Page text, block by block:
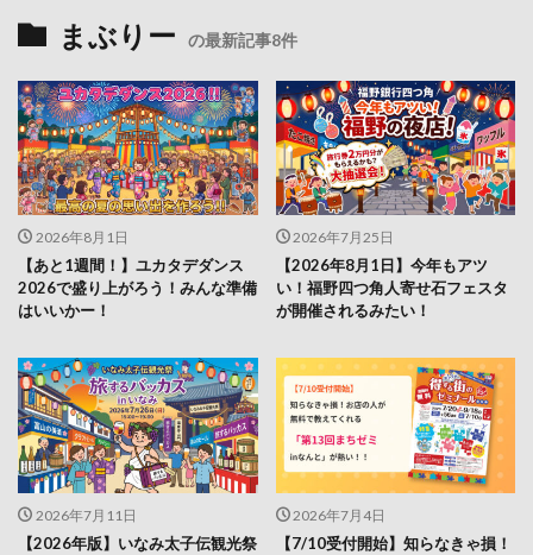
まぶりー の最新記事8件
2026年8月1日
【あと1週間！】ユカタデダンス
2026で盛り上がろう！みんな準備
はいいかー！
2026年7月25日
【2026年8月1日】今年もアツ
い！福野四つ角人寄せ石フェスタ
が開催されるみたい！
2026年7月11日
【2026年版】いなみ太子伝観光祭
2026年7月4日
【7/10受付開始】知らなきゃ損！